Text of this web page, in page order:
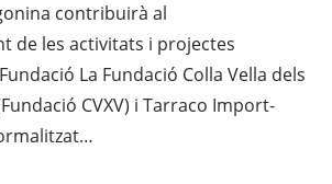
contribuirà al
de les activitats i projectes
La Fundació Colla Vella dels
CVXV) i Tarraco Import-